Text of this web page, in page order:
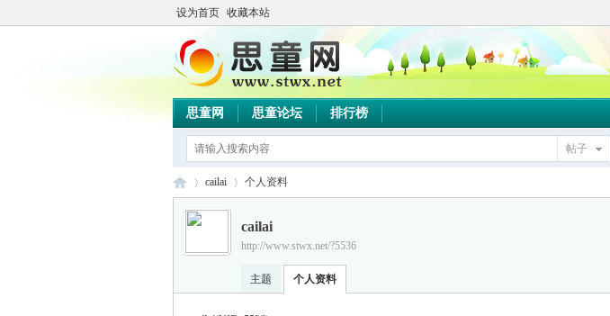
设为首页 收藏本站
思童网 思童论坛 排行榜
帖子
›
cailai
›
个人资料
cailai
http://www.stwx.net/?5536
主题 个人资料